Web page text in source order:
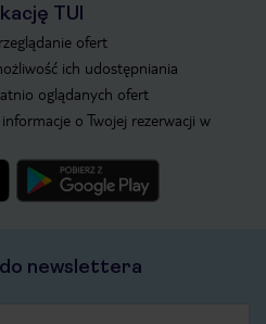
TUI
ofert
ich udostępniania
oglądanych ofert
o Twojej rezerwacji w
newslettera